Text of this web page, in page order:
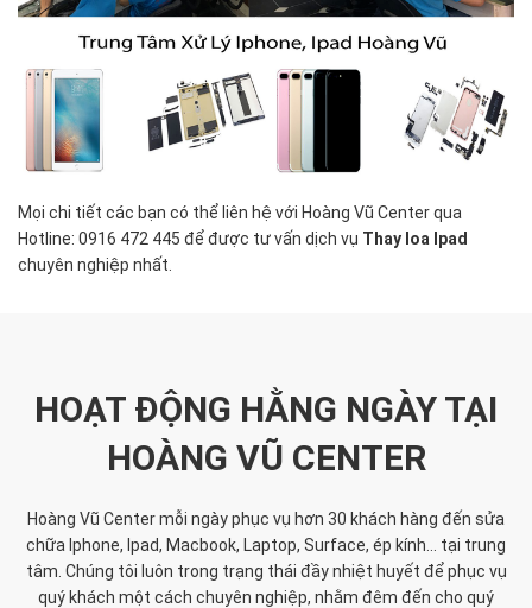
Mọi chi tiết các bạn có thể liên hệ với Hoàng Vũ Center qua
Hotline: 0916 472 445 để được tư vấn dịch vụ Thay loa Ipad
chuyên nghiệp nhất.
HOẠT ĐỘNG HẰNG NGÀY TẠI
HOÀNG VŨ CENTER
Hoàng Vũ Center mỗi ngày phục vụ hơn 30 khách hàng đến sửa
chữa Iphone, Ipad, Macbook, Laptop, Surface, ép kính... tại trung
tâm. Chúng tôi luôn trong trạng thái đầy nhiệt huyết để phục vụ
quý khách một cách chuyên nghiệp, nhằm đêm đến cho quý